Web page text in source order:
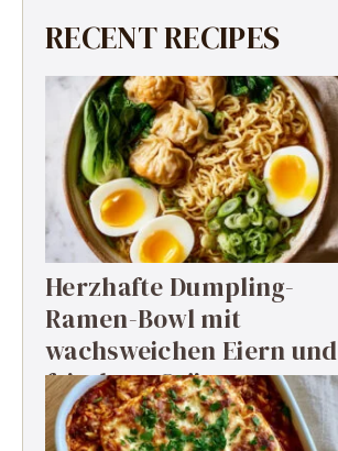
RECENT RECIPES
Herzhafte Dumpling-
Ramen-Bowl mit
wachsweichen Eiern und
frischem Grün